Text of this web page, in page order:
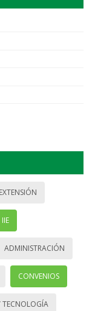
EXTENSIÓN
IIE
ADMINISTRACIÓN
CONVENIOS
TECNOLOGÍA